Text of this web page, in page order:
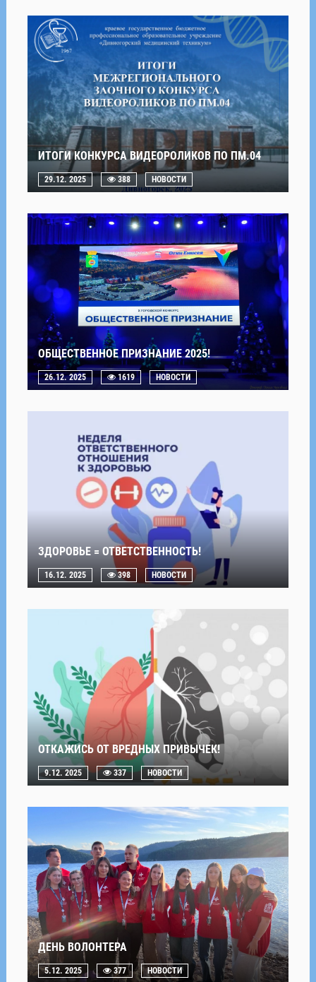
ИТОГИ КОНКУРСА ВИДЕОРОЛИКОВ ПО ПМ.04
29.12. 2025 388 НОВОСТИ
ОБЩЕСТВЕННОЕ ПРИЗНАНИЕ 2025!
26.12. 2025 1619 НОВОСТИ
ЗДОРОВЬЕ = ОТВЕТСТВЕННОСТЬ!
16.12. 2025 398 НОВОСТИ
ОТКАЖИСЬ ОТ ВРЕДНЫХ ПРИВЫЧЕК!
9.12. 2025 337 НОВОСТИ
ДЕНЬ ВОЛОНТЕРА
5.12. 2025 377 НОВОСТИ